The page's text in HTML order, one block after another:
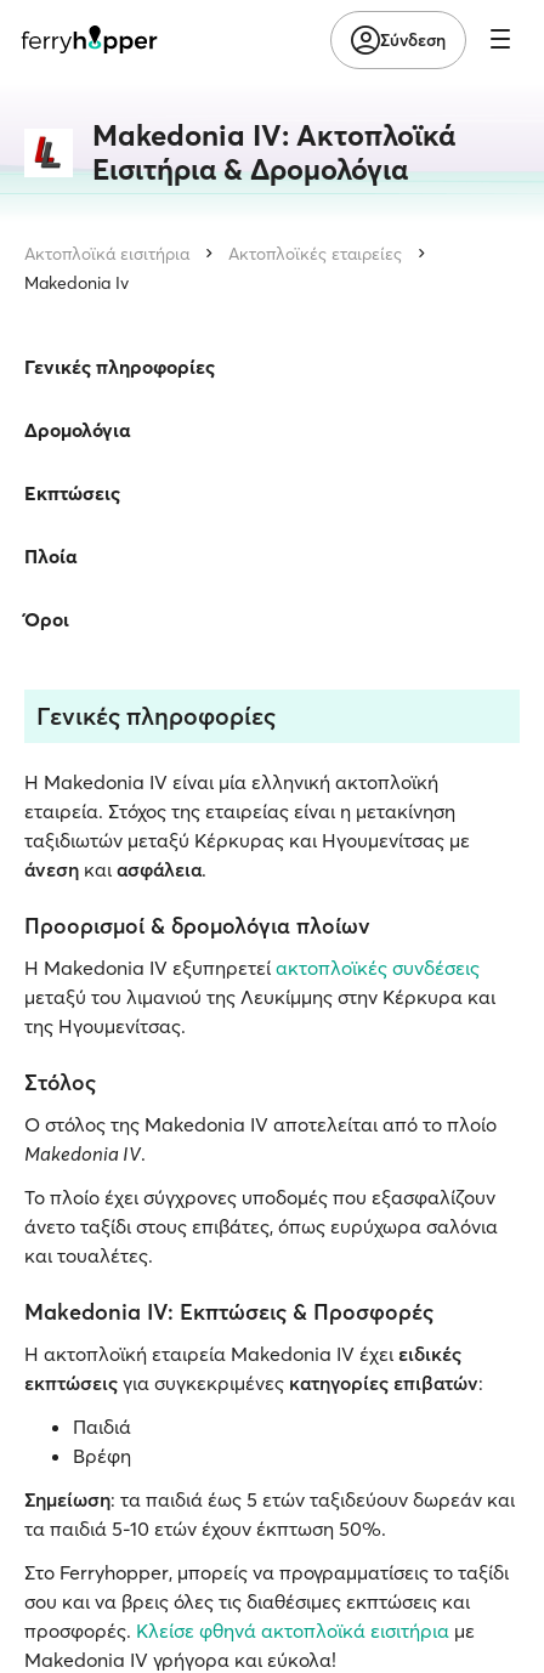
Σύνδεση
Makedonia IV: Ακτοπλοϊκά
Εισιτήρια & Δρομολόγια
Ακτοπλοϊκά εισιτήρια
Ακτοπλοϊκές εταιρείες
Makedonia Iv
Γενικές πληροφορίες
Δρομολόγια
Εκπτώσεις
Πλοία
Όροι
Γενικές πληροφορίες
Η Makedonia IV είναι μία ελληνική ακτοπλοϊκή
εταιρεία. Στόχος της εταιρείας είναι η μετακίνηση
ταξιδιωτών μεταξύ Κέρκυρας και Ηγουμενίτσας με
άνεση και ασφάλεια.
Προορισμοί & δρομολόγια πλοίων
Η Makedonia IV εξυπηρετεί ακτοπλοϊκές συνδέσεις
μεταξύ του λιμανιού της Λευκίμμης στην Κέρκυρα και
της Ηγουμενίτσας.
Στόλος
Ο στόλος της Makedonia IV αποτελείται από το πλοίο
Makedonia IV.
Το πλοίο έχει σύγχρονες υποδομές που εξασφαλίζουν
άνετο ταξίδι στους επιβάτες, όπως ευρύχωρα σαλόνια
και τουαλέτες.
Makedonia IV: Εκπτώσεις & Προσφορές
Η ακτοπλοϊκή εταιρεία Makedonia IV έχει ειδικές
εκπτώσεις για συγκεκριμένες κατηγορίες επιβατών:
Παιδιά
Βρέφη
Σημείωση: τα παιδιά έως 5 ετών ταξιδεύουν δωρεάν και
τα παιδιά 5-10 ετών έχουν έκπτωση 50%.
Στο Ferryhopper, μπορείς να προγραμματίσεις το ταξίδι
σου και να βρεις όλες τις διαθέσιμες εκπτώσεις και
προσφορές. Κλείσε φθηνά ακτοπλοϊκά εισιτήρια με
Makedonia IV γρήγορα και εύκολα!